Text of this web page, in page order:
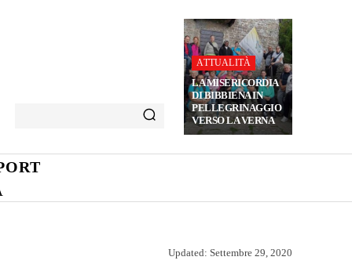
ATTUALITÀ
LA MISERICORDIA
DI BIBBIENA IN
PELLEGRINAGGIO
VERSO LA VERNA
Updated: Settembre 29, 2020